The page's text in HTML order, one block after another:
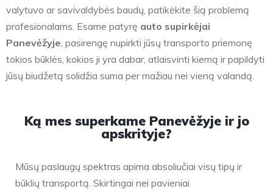
valytuvo ar savivaldybės baudų, patikėkite šią problemą
profesionalams. Esame patyrę auto supirkėjai
Panevėžyje , pasirengę nupirkti jūsų transporto priemonę
tokios būklės, kokios ji yra dabar, atlaisvinti kiemą ir papildyti
jūsų biudžetą solidžia suma per mažiau nei vieną valandą.
Ką mes superkame Panevėžyje ir jo
apskrityje?
Mūsų paslaugų spektras apima absoliučiai visų tipų ir
būklių transportą. Skirtingai nei pavieniai